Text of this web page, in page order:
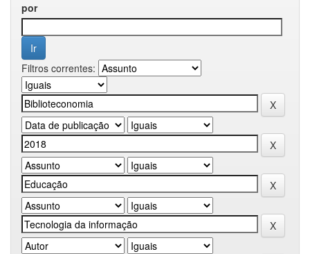
por
Filtros correntes: